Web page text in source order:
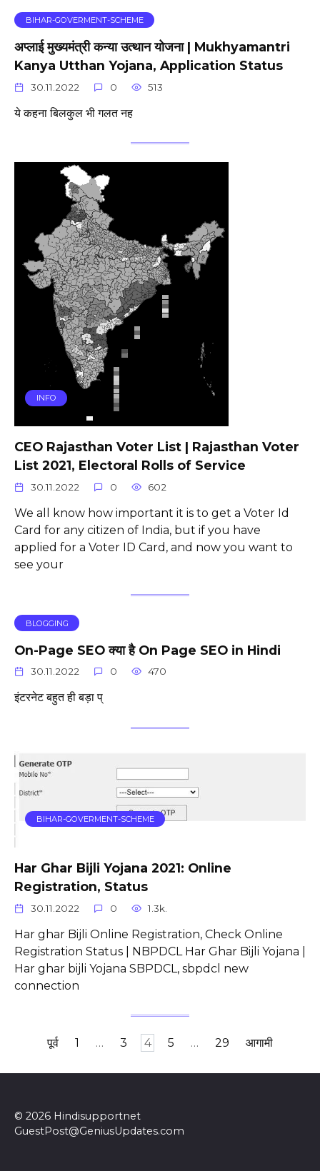
BIHAR-GOVERMENT-SCHEME
अप्लाई मुख्यमंत्री कन्या उत्थान योजना | Mukhyamantri
Kanya Utthan Yojana, Application Status
30.11.2022 0 513
ये कहना बिलकुल भी गलत नह
INFO
CEO Rajasthan Voter List | Rajasthan Voter
List 2021, Electoral Rolls of Service
30.11.2022 0 602
We all know how important it is to get a Voter Id
Card for any citizen of India, but if you have
applied for a Voter ID Card, and now you want to
see your
BLOGGING
On-Page SEO क्या है On Page SEO in Hindi
30.11.2022 0 470
इंटरनेट बहुत ही बड़ा प्
BIHAR-GOVERMENT-SCHEME
Har Ghar Bijli Yojana 2021: Online
Registration, Status
30.11.2022 0 1.3k.
Har ghar Bijli Online Registration, Check Online
Registration Status | NBPDCL Har Ghar Bijli Yojana |
Har ghar bijli Yojana SBPDCL, sbpdcl new
connection
पूर्व 1 … 3 4 5 … 29 आगामी
© 2026 Hindisupportnet
GuestPost@GeniusUpdates.com